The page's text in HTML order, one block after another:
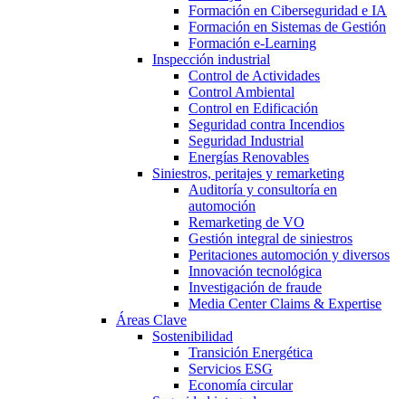
Formación en Ciberseguridad e IA
Formación en Sistemas de Gestión
Formación e-Learning
Inspección industrial
Control de Actividades
Control Ambiental
Control en Edificación
Seguridad contra Incendios
Seguridad Industrial
Energías Renovables
Siniestros, peritajes y remarketing
Auditoría y consultoría en
automoción
Remarketing de VO
Gestión integral de siniestros
Peritaciones automoción y diversos
Innovación tecnológica
Investigación de fraude
Media Center Claims & Expertise
Áreas Clave
Sostenibilidad
Transición Energética
Servicios ESG
Economía circular